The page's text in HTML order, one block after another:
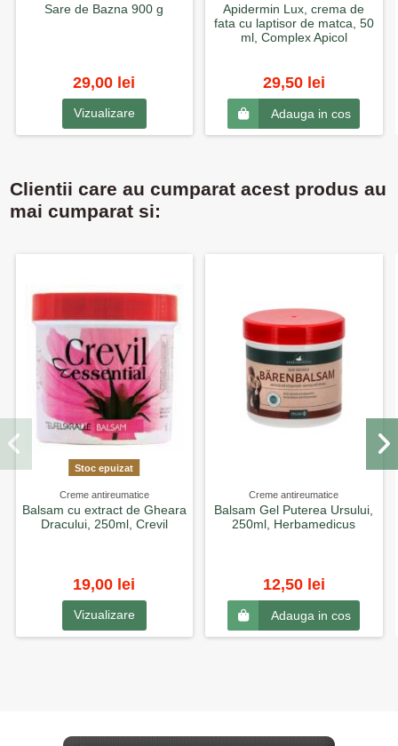
Sare de Bazna 900 g
29,00 lei
Vizualizare
Apidermin Lux, crema de
fata cu laptisor de matca, 50
ml, Complex Apicol
29,50 lei
Adauga in cos
Clientii care au cumparat acest produs au
mai cumparat si:
Stoc epuizat
Creme antireumatice
Balsam cu extract de Gheara
Dracului, 250ml, Crevil
19,00 lei
Vizualizare
Creme antireumatice
Balsam Gel Puterea Ursului,
250ml, Herbamedicus
12,50 lei
Adauga in cos